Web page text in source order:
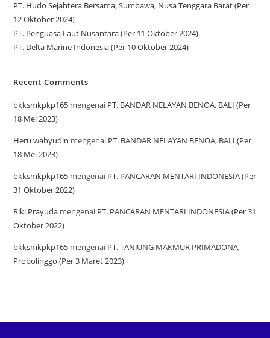
PT. Hudo Sejahtera Bersama, Sumbawa, Nusa Tenggara Barat (Per
12 Oktober 2024)
PT. Penguasa Laut Nusantara (Per 11 Oktober 2024)
PT. Delta Marine Indonesia (Per 10 Oktober 2024)
Recent Comments
bkksmkpkp165 mengenai PT. BANDAR NELAYAN BENOA, BALI (Per
18 Mei 2023)
Heru wahyudin mengenai PT. BANDAR NELAYAN BENOA, BALI (Per
18 Mei 2023)
bkksmkpkp165 mengenai PT. PANCARAN MENTARI INDONESIA (Per
31 Oktober 2022)
Riki Prayuda mengenai PT. PANCARAN MENTARI INDONESIA (Per 31
Oktober 2022)
bkksmkpkp165 mengenai PT. TANJUNG MAKMUR PRIMADONA,
Probolinggo (Per 3 Maret 2023)